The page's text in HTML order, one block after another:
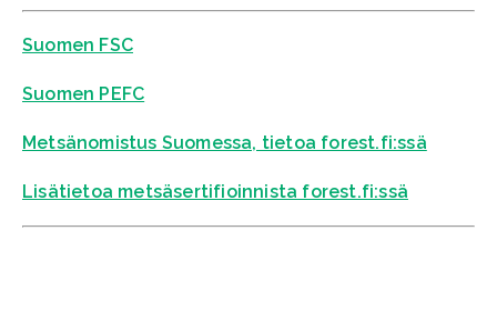
Suomen FSC
Suomen PEFC
Metsänomistus Suomessa, tietoa forest.fi:ssä
Lisätietoa metsäsertifioinnista forest.fi:ssä